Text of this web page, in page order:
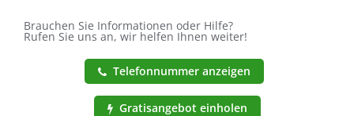
Brauchen Sie Informationen oder Hilfe?
Rufen Sie uns an, wir helfen Ihnen weiter!
Telefonnummer anzeigen
Gratisangebot einholen